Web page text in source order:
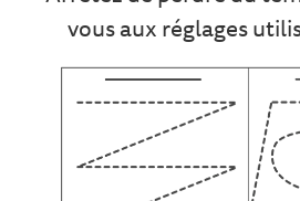
vous aux réglages